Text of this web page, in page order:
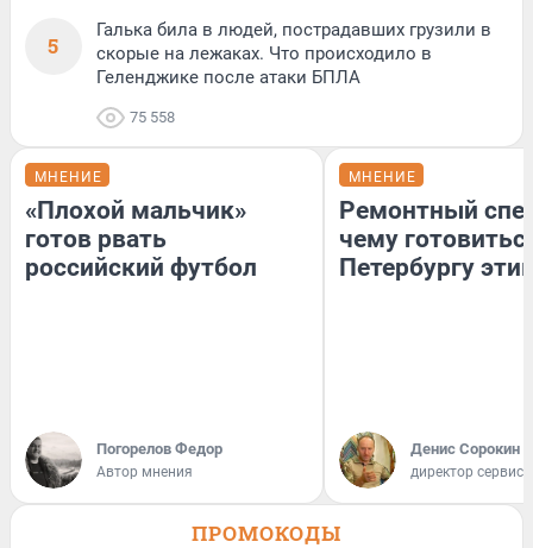
5
Галька била в людей, пострадавших грузили в
скорые на лежаках. Что происходило в
Геленджике после атаки БПЛА
75 558
МНЕНИЕ
«Плохой мальчик»
готов рвать
российский футбол
Погорелов Федор
Автор мнения
МНЕНИЕ
Ремонтный
чему
Петербургу
Денис Сорокин
директор
ПРОМОКОДЫ